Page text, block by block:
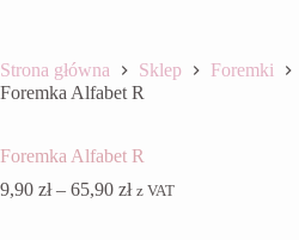
Strona główna Sklep Foremki
Foremka Alfabet R
Foremka Alfabet R
9,90 zł – 65,90 złZakres
z VAT